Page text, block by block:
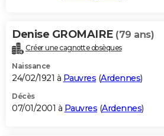
Denise GROMAIRE (79 ans)
Créer une cagnotte obsèques
Naissance
24/02/1921 à Pauvres (Ardennes)
Décès
07/01/2001 à Pauvres (Ardennes)